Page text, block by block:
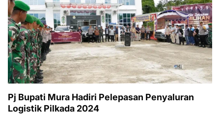
Pj Bupati Mura Hadiri Pelepasan Penyaluran
Logistik Pilkada 2024